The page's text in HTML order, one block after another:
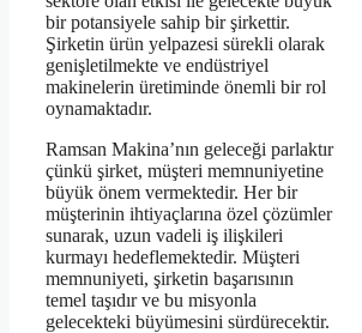
bir potansiyele sahip bir şirkettir.
Şirketin ürün yelpazesi sürekli olarak
genişletilmekte ve endüstriyel
makinelerin üretiminde önemli bir rol
oynamaktadır.
Ramsan Makina’nın geleceği parlaktır
çünkü şirket, müşteri memnuniyetine
büyük önem vermektedir. Her bir
müşterinin ihtiyaçlarına özel çözümler
sunarak, uzun vadeli iş ilişkileri
kurmayı hedeflemektedir. Müşteri
memnuniyeti, şirketin başarısının
temel taşıdır ve bu misyonla
gelecekteki büyümesini sürdürecektir.